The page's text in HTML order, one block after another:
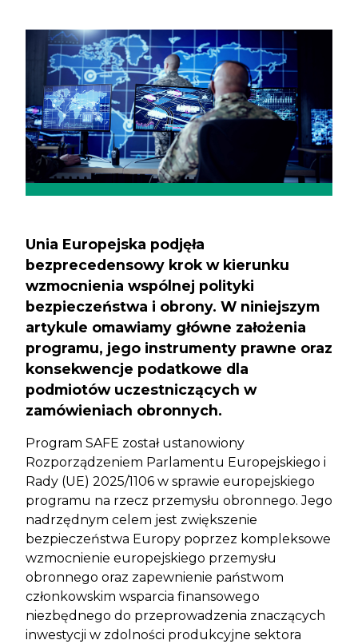
Unia Europejska podjęła
bezprecedensowy krok w kierunku
wzmocnienia wspólnej polityki
bezpieczeństwa i obrony. W niniejszym
artykule omawiamy główne założenia
programu, jego instrumenty prawne oraz
konsekwencje podatkowe dla
podmiotów uczestniczących w
zamówieniach obronnych.
Program SAFE został ustanowiony
Rozporządzeniem Parlamentu Europejskiego i
Rady (UE) 2025/1106 w sprawie europejskiego
programu na rzecz przemysłu obronnego. Jego
nadrzędnym celem jest zwiększenie
bezpieczeństwa Europy poprzez kompleksowe
wzmocnienie europejskiego przemysłu
obronnego oraz zapewnienie państwom
członkowskim wsparcia finansowego
niezbędnego do przeprowadzenia znaczących
inwestycji w zdolności produkcyjne sektora